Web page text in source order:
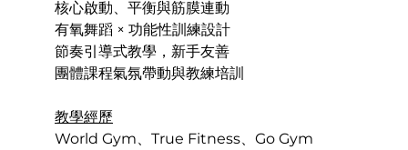
核心啟動、平衡與筋膜連動
有氧舞蹈 × 功能性訓練設計
節奏引導式教學，新手友善
團體課程氣氛帶動與教練培訓
教學經歷
World Gym、True Fitness、Go Gym